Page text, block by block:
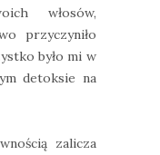
włosów,
przyczyniło
było mi w
detoksie na
zalicza